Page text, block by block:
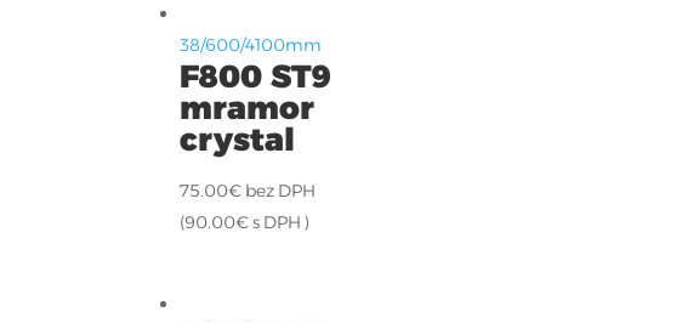
38/600/4100mm
F800 ST9
mramor
crystal
75.00€ bez DPH
(90.00€s DPH )